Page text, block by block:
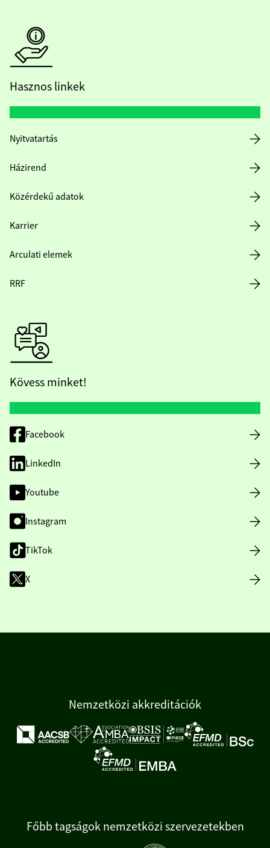
Hasznos linkek
Nyitvatartás
Házirend
Közérdekű adatok
Karrier
Arculati elemek
RRF
Kövess minket!
Facebook
LinkedIn
Youtube
Instagram
TikTok
X
Nemzetközi akkreditációk
Főbb tagságok nemzetközi szervezetekben